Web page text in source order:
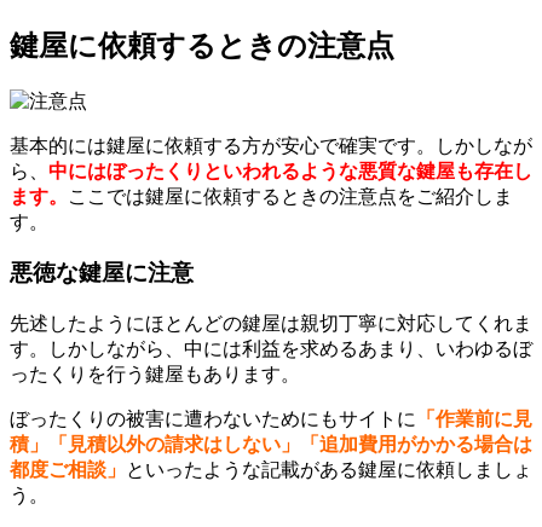
鍵屋に依頼するときの注意点
基本的には鍵屋に依頼する方が安心で確実です。しかしなが
ら、 中にはぼったくりといわれるような悪質な鍵屋も存在し
ます。
ここでは鍵屋に依頼するときの注意点をご紹介しま
す。
悪徳な鍵屋に注意
先述したようにほとんどの鍵屋は親切丁寧に対応してくれま
す。しかしながら、中には利益を求めるあまり、いわゆるぼ
ったくりを行う鍵屋もあります。
ぼったくりの被害に遭わないためにもサイトに
「作業前に見
積」「見積以外の請求はしない」「追加費用がかかる場合は
都度ご相談」 といったような記載がある鍵屋に依頼しましょ
う。